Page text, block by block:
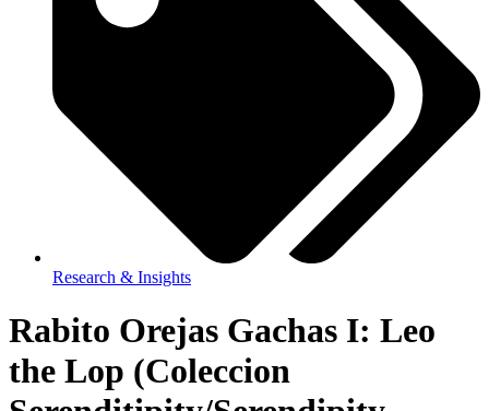
Research & Insights
Rabito Orejas Gachas I: Leo
the Lop (Coleccion